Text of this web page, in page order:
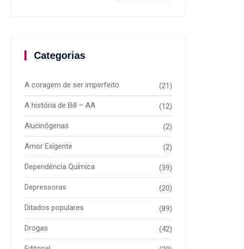
Categorias
A coragem de ser imperfeito (21)
A história de Bill – AA (12)
Alucinógenas (2)
Amor Exigente (2)
Dependência Química (39)
Depressoras (20)
Ditados populares (89)
Drogas (42)